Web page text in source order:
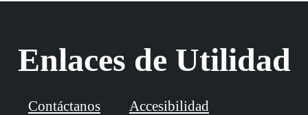
Enlaces de Utilidad
Contáctanos Accesibilidad